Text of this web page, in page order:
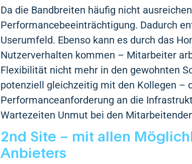
Da die Bandbreiten häufig nicht
Performancebeeinträchtigung. Dadurch
Userumfeld. Ebenso kann es durch das
Nutzerverhalten kommen – Mitarbeiter
Flexibilität nicht mehr in den gewohnten
potenziell gleichzeitig mit den Kollegen –
Performanceanforderung an die
Wartezeiten Unmut bei den
2nd Site – mit allen
Anbieters